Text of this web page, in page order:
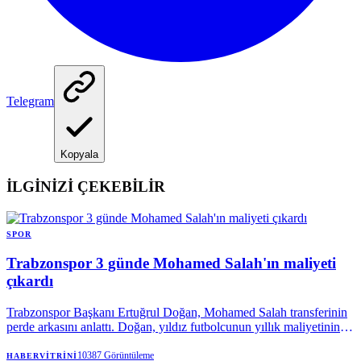
Telegram
Kopyala
İLGİNİZİ ÇEKEBİLİR
SPOR
Trabzonspor 3 günde Mohamed Salah'ın maliyeti
çıkardı
Trabzonspor Başkanı Ertuğrul Doğan, Mohamed Salah transferinin
perde arkasını anlattı. Doğan, yıldız futbolcunun yıllık maliyetinin
liralık kombine satıldığını belirtti. Bordo-mavililerde 18 binle kulüp
HABERVITRINI10387 Görüntüleme